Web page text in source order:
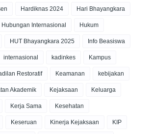
Hardiknas 2024 Hari Bhayangkara
Hubungan Internasional Hukum
HUT Bhayangkara 2025 Info Beasiswa
internasional kadinkes Kampus
Restoratif Keamanan kebijakan
Akademik Kejaksaan Keluarga
Kerja Sama Kesehatan
Keseruan Kinerja Kejaksaan KIP